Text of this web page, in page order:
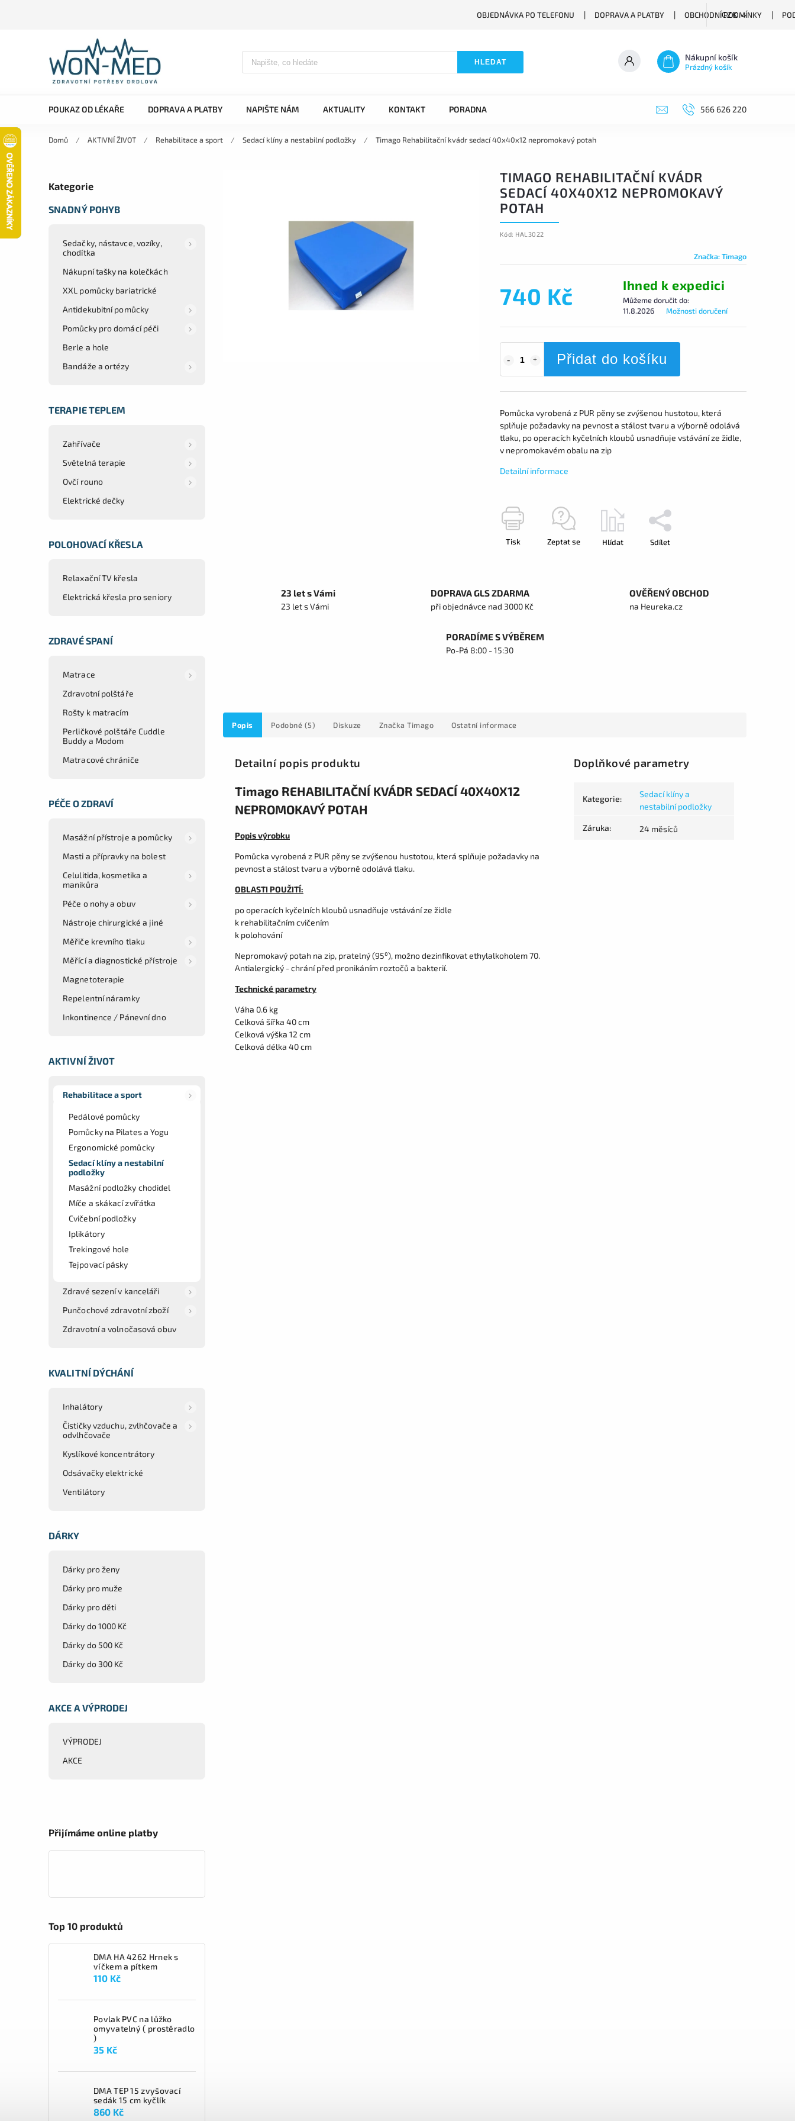
OBJEDNÁVKA PO TELEFONU DOPRAVA A PLATBY OBCHODNÍ PODMÍNKY
CZK
HLEDAT Nákupní košík
Prázdný košík
POUKAZ OD LÉKAŘE DOPRAVA A PLATBY NAPIŠTE NÁM AKTUALITY KONTAKT PORADNA 566 626 220
Domů / AKTIVNÍ ŽIVOT / Rehabilitace a sport / Sedací klíny a nestabilní podložky / Timago Rehabilitační kvádr sedací 40x40x12 nepromokavý potah
Kategorie
SNADNÝ POHYB
Sedačky, nástavce, vozíky,
chodítka
Nákupní tašky na kolečkách
XXL pomůcky bariatrické
Antidekubitní pomůcky
Pomůcky pro domácí péči
Berle a hole
Bandáže a ortézy
TERAPIE TEPLEM
Zahřívače
Světelná terapie
Ovčí rouno
Elektrické dečky
POLOHOVACÍ KŘESLA
Relaxační TV křesla
Elektrická křesla pro seniory
ZDRAVÉ SPANÍ
Matrace
Zdravotní polštáře
Rošty k matracím
Perličkové polštáře Cuddle
Buddy a Modom
Matracové chrániče
PÉČE O ZDRAVÍ
Masážní přístroje a pomůcky
Masti a přípravky na bolest
Celulitida, kosmetika a
manikůra
Péče o nohy a obuv
Nástroje chirurgické a jiné
Měřiče krevního tlaku
Měřící a diagnostické přístroje
Magnetoterapie
Repelentní náramky
Inkontinence / Pánevní dno
AKTIVNÍ ŽIVOT
Rehabilitace a sport
Pedálové pomůcky
Pomůcky na Pilates a Yogu
Ergonomické pomůcky
Sedací klíny a nestabilní
podložky
Masážní podložky chodidel
Míče a skákací zvířátka
Cvičební podložky
Iplikátory
Trekingové hole
Tejpovací pásky
Zdravé sezení v kanceláři
Punčochové zdravotní zboží
Zdravotní a volnočasová obuv
KVALITNÍ DÝCHÁNÍ
Inhalátory
Čističky vzduchu, zvlhčovače a
odvlhčovače
Kyslíkové koncentrátory
Odsávačky elektrické
Ventilátory
DÁRKY
Dárky pro ženy
Dárky pro muže
Dárky pro děti
Dárky do 1000 Kč
Dárky do 500 Kč
Dárky do 300 Kč
AKCE A VÝPRODEJ
VÝPRODEJ
AKCE
Přijímáme online platby
Top 10 produktů
DMA HA 4262 Hrnek s
víčkem a pítkem
110 Kč
Povlak PVC na lůžko
omyvatelný ( prostěradlo
)
35 Kč
DMA TEP 15 zvyšovací
sedák 15 cm kyčlík
860 Kč
TIMAGO REHABILITAČNÍ KVÁDR
SEDACÍ 40X40X12 NEPROMOKAVÝ
POTAH
Kód: HAL3022
Značka:Timago
740 Kč Ihned k expedici
Můžeme doručit do:
11.8.2026
Možnosti doručení
Přidat do košíku
Pomůcka vyrobená z PUR pěny se zvýšenou hustotou, která
splňuje požadavky na pevnost a stálost tvaru a výborně odolává
tlaku, po operacích kyčelních kloubů usnadňuje vstávání ze židle,
v nepromokavém obalu na zip
Detailní informace
Tisk Zeptat se Hlídat Sdílet
23 let s Vámi
23 let s Vámi
DOPRAVA GLS ZDARMA
při objednávce nad 3000 Kč
OVĚŘENÝ OBCHOD
na Heureka.cz
PORADÍME S VÝBĚREM
Po-Pá 8:00 - 15:30
Popis Podobné (5) Diskuze Značka Timago Ostatní informace
Detailní popis produktu
Timago REHABILITAČNÍ KVÁDR SEDACÍ 40X40X12
NEPROMOKAVÝ POTAH
Popis výrobku
Pomůcka vyrobená z PUR pěny se zvýšenou hustotou, která splňuje požadavky na
pevnost a stálost tvaru a výborně odolává tlaku.
OBLASTI POUŽITÍ:
po operacích kyčelních kloubů usnadňuje vstávání ze židle
k rehabilitačním cvičením
k polohování
Nepromokavý potah na zip, pratelný (95⁰), možno dezinfikovat ethylalkoholem 70.
Antialergický - chrání před pronikáním roztočů a bakterií.
Technické parametry
Váha 0.6 kg
Celková šířka 40 cm
Celková výška 12 cm
Celková délka 40 cm
Doplňkové parametry
Kategorie:
Sedací klíny a
nestabilní podložky
Záruka: 24 měsíců